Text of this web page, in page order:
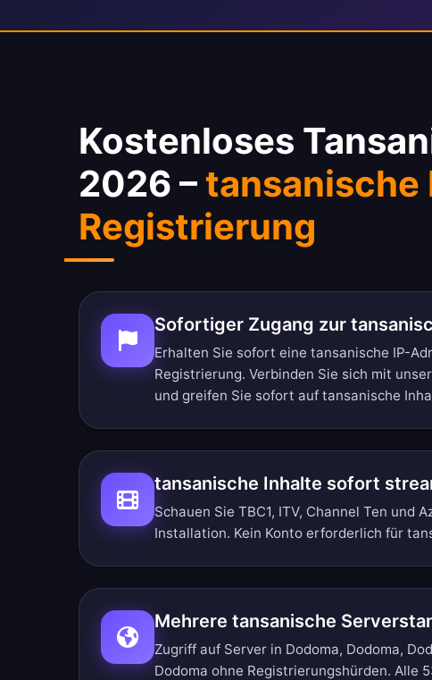
Kostenloses
2026 –tansanische
Registrierung
Sofortiger Zugang zur
Erhalten Sie sofort eine tansanische IP-
Registrierung. Verbinden Sie sich mit
und greifen Sie sofort auf tansanische
tansanische Inhalte sofort
Schauen Sie TBC1, ITV, Channel Ten und
Installation. Kein Konto erforderlich für
Mehrere tansanische
Zugriff auf Server in Dodoma, Dodoma,
Dodoma ohne Registrierungshürden. Alle